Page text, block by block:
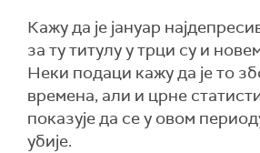
Кажу да је јануар
за ту титулу у трци су и
Неки подаци кажу да је то
времена, али и црне
показује да се у овом
убије.